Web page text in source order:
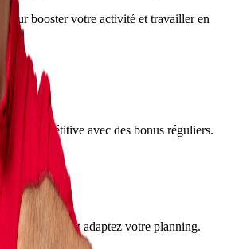
pour booster votre activité et travailler en
compétitive avec des bonus réguliers.
de livraison et adaptez votre planning.